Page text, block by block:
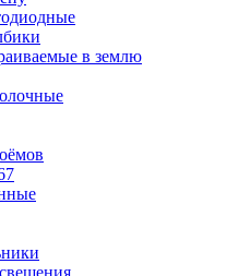
в землю